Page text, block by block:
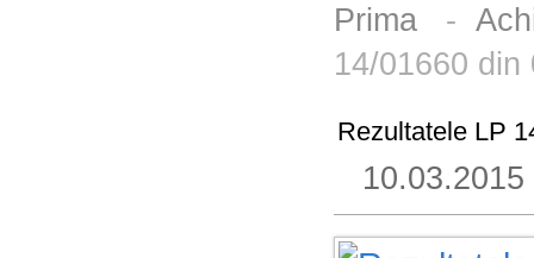
Prima -
14/01660 din
Rezultatele LP
10.03.2015